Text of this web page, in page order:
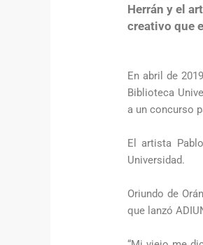
Herrán y el
creativo que
En abril de
Biblioteca
a un concurso
El artista
Universidad.
Oriundo de
que lanzó